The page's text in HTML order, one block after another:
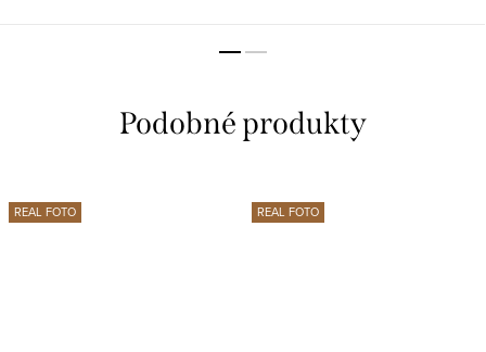
REAL FOTO REAL FOTO